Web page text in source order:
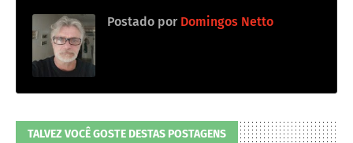
Postado por Domingos Netto
TALVEZ VOCÊ GOSTE DESTAS POSTAGENS